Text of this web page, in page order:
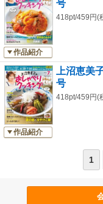
作品紹介
号
418pt/459円(
作品紹介
上沼恵美
号
418pt/459円(
1